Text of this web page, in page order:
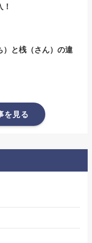
）と桟（さん）の違
を見る